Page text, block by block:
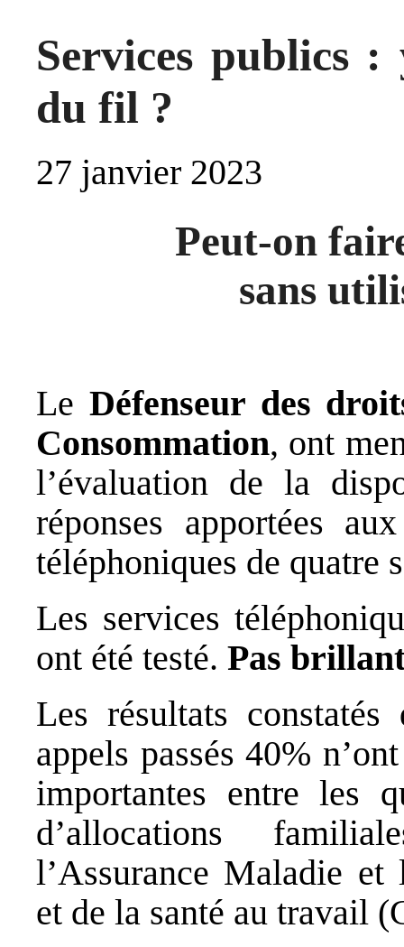
Services publics :
du fil ?
27 janvier 2023
Peut-on
sans
Le Défenseur des
Consommation, ont
l’évaluation de la
réponses apportées
téléphoniques de quatre
Les services
ont été testé. Pas
Les résultats
appels passés 40%
importantes entre les
d’allocations
l’Assurance Maladie et
et de la santé au travail